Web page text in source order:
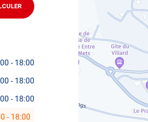
JUSQU'AU
POINT
- 18:00
- 18:00
- 18:00
- 18:00